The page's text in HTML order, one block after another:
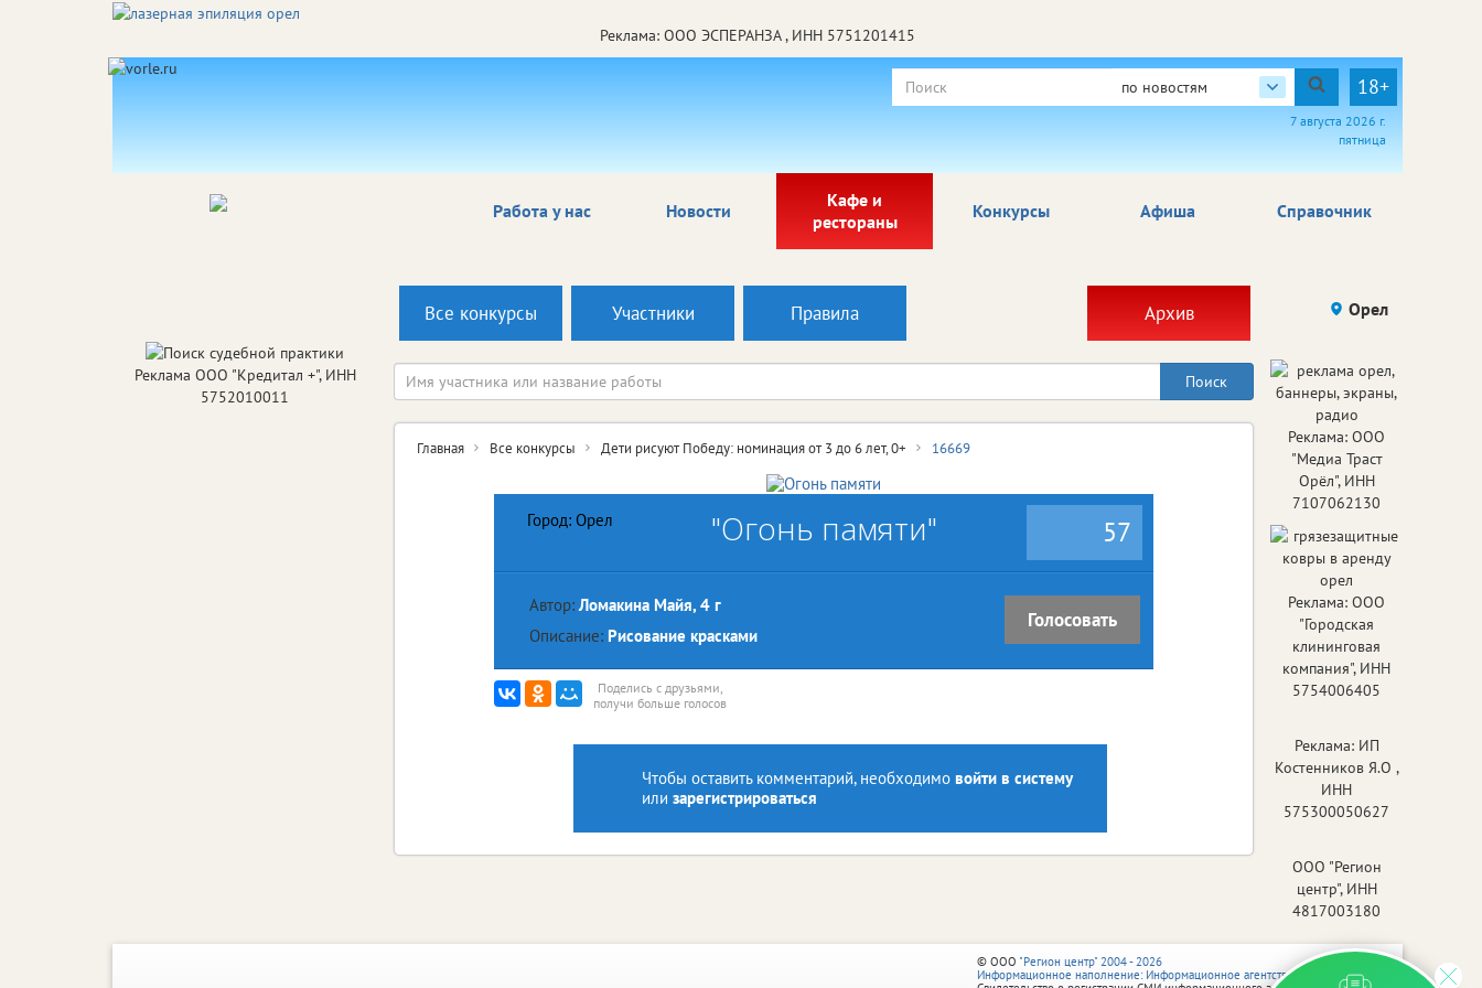
Реклама: ООО ЭСПЕРАНЗА , ИНН 5751201415
по новостям 18+
7 августа 2026 г.
пятница
Работа у нас Новости
Кафе и
рестораны
Афиша Справочник
Конкурсы
Все конкурсы Участники Правила Архив Орел
Главная Все конкурсы Дети рисуют Победу: номинация от 3 до 6 лет, 0+ 16669
"Огонь памяти"
Город: Орел 57
Автор: Ломакина Майя, 4 г
Описание: Рисование красками
Голосовать
Поделись с друзьями,
получи больше голосов
Чтобы оставить комментарий, необходимо войти в систему
или зарегистрироваться
Реклама ООО "Кредитал +", ИНН
5752010011
Реклама: ООО
"Медиа Траст
Орёл", ИНН
7107062130
Реклама: ООО
"Городская
клининговая
компания", ИНН
5754006405
Реклама: ИП
Костенников Я.О ,
ИНН
575300050627
ООО "Регион
центр", ИНН
4817003180
© ООО "Регион центр" 2004 - 2026
Информационное наполнение: Информационное агентство vRossii.ru